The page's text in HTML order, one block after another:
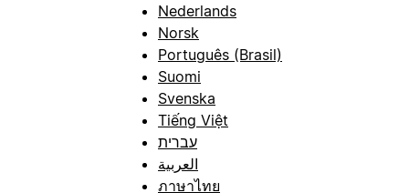
Nederlands
Norsk
Português (Brasil)
Suomi
Svenska
Tiếng Việt
עברית
العربية
ภาษาไทย